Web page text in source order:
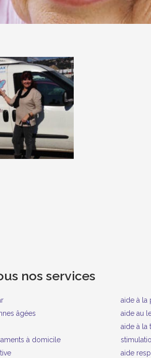
nos services
aide à la
âgées
aide au
aide à la
à domicile
aide